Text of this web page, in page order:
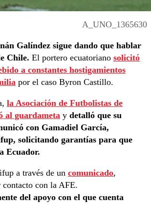
A_UNO_1365630
Galíndez sigue dando que hablar
Chile. El portero ecuatoriano solicitó
a constantes hostigamientos
por el caso Byron Castillo.
la Asociación de Futbolistas de
al guardameta y detalló que su
con Gamadiel García,
solicitando garantías para que
Ecuador.
a través de un comunicado,
contacto con la AFE.
del apoyo con el que cuenta